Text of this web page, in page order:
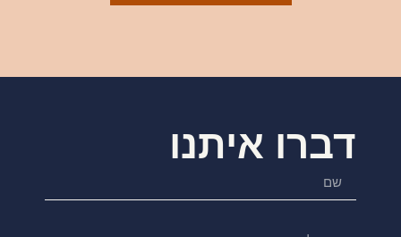
דברו איתנו